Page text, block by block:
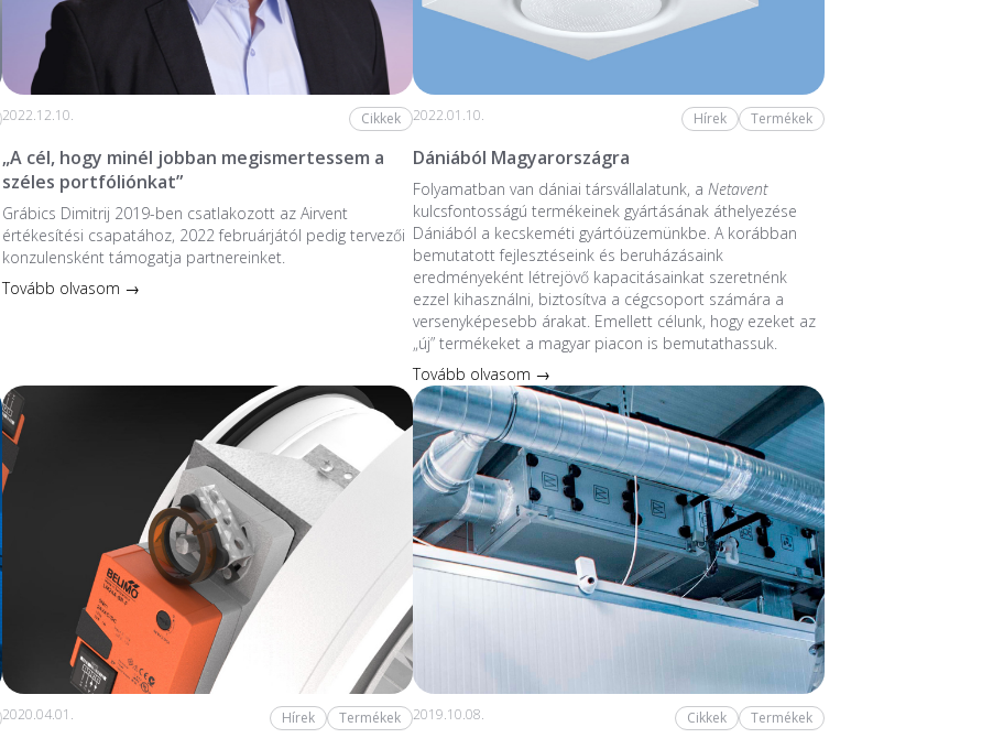
2022.12.10. Cikkek
„A cél, hogy minél jobban megismertessem a
széles portfóliónkat”
Grábics Dimitrij 2019-ben csatlakozott az Airvent
értékesítési csapatához, 2022 februárjától pedig tervezői
konzulensként támogatja partnereinket.
Tovább olvasom →
2022.01.10. Hírek Termékek
Dániából Magyarországra
Folyamatban van dániai társvállalatunk, aNetavent
kulcsfontosságú termékeinek gyártásának áthelyezése
Dániából a kecskeméti gyártóüzemünkbe. A korábban
bemutatott fejlesztéseink és beruházásaink
eredményeként létrejövő kapacitásainkat szeretnénk
ezzel kihasználni, biztosítva a cégcsoport számára a
versenyképesebb árakat. Emellett célunk, hogy ezeket az
„új” termékeket a magyar piacon is bemutathassuk.
Tovább olvasom →
2020.04.01. Hírek Termékek 2019.10.08. Cikkek Termékek